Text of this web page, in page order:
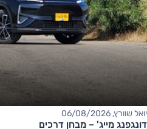
יואל שוורץ, 06/08/2026
דונגפנג מייג' – מבחן דרכים